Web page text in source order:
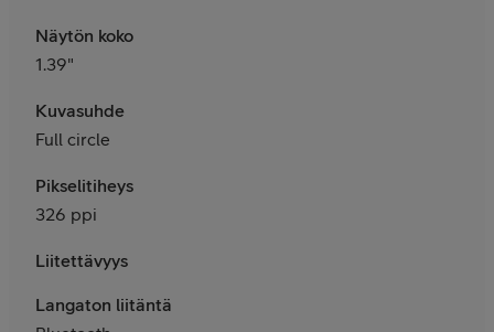
Näytön koko
1.39"
Kuvasuhde
Full circle
Pikselitiheys
326 ppi
Liitettävyys
Langaton liitäntä